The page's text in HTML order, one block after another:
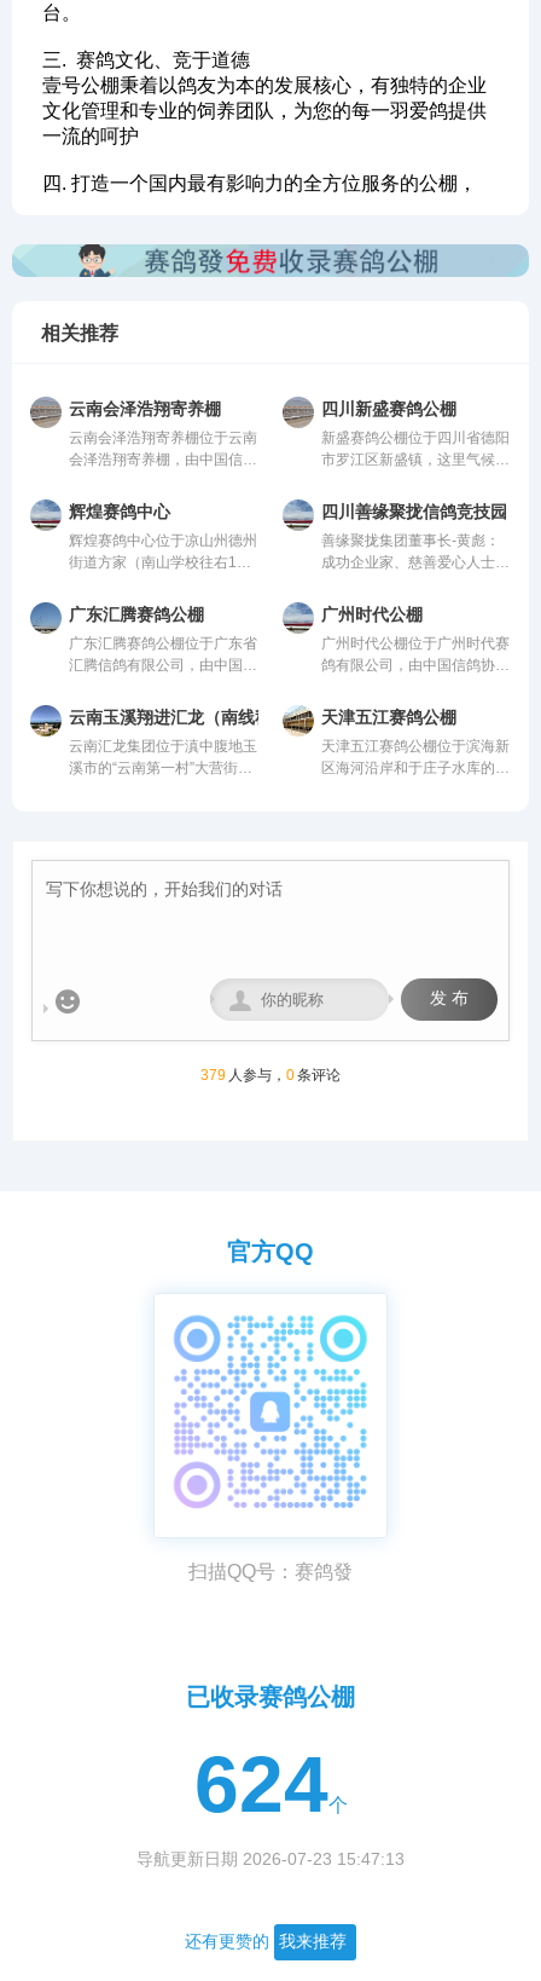
台。
三. 赛鸽文化、竞于道德
壹号公棚秉着以鸽友为本的发展核心，有独特的企业
文化管理和专业的饲养团队，为您的每一羽爱鸽提供
一流的呵护
四. 打造一个国内最有影响力的全方位服务的公棚，
相关推荐
云南会泽浩翔寄养棚
云南会泽浩翔寄养棚位于云南
会泽浩翔寄养棚，由中国信鸽
内先进、科学合理的设计方案
进行建设，采用一体化钢架结
构，公棚长200米，宽28米，
高15米，可容纳20000多羽赛
均达到业内领先水平，为广大
鸽友创造一个心神向往的赛鸽
净地。
四川新盛赛鸽公棚
新盛赛鸽公棚位于四川省德阳
市罗江区新盛镇，这里气候温
赛环境，是专为广大鸽友打造
的专业赛鸽竞技平台。公棚总
占地面积70余亩，主棚长218
米、宽28米，可容纳赛鸽2.5
喂食区和赛飞活动区等。
辉煌赛鸽中心
辉煌赛鸽中心位于凉山州德州
街道方家（南山学校往右1公
管。该公棚以国际、国内先
进、科学合理的设计方案进行
建设，采用一体化钢架结构，
公棚长200米，宽28米，高15
从配件设施到饲养团队，均达
到业内领先水平，为广大鸽友
创造一个心神向往的赛鸽净
地。
四川善缘聚拢信鸽竞技园
善缘聚拢集团董事长-黄彪：
成功企业家、慈善爱心人士、
贫攻坚先进个人”。旗下拥有
新材料能源、 医疗健康、养
生酒业、信鸽竞技为核心板块
的多元化控股企业。始终坚
善”的发展理念。控股多家实
体公司，资金实力雄厚，为广
大鸽友竞翔比赛坐拥强大后
盾！
广东汇腾赛鸽公棚
广东汇腾赛鸽公棚位于广东省
汇腾信鸽有限公司，由中国信
国内先进、科学合理的设计方
案进行建设，采用一体化钢架
结构，公棚长200米，宽28
米，高15米，可容纳20000多
赛鸽净地。
广州时代公棚
广州时代公棚位于广州时代赛
鸽有限公司，由中国信鸽协会
进、科学合理的设计方案进行
建设，采用一体化钢架结构，
公棚长200米，宽28米，高15
米，可容纳20000多羽赛鸽。
地。
云南玉溪翔进汇龙（南线秋棚）
云南汇龙集团位于滇中腹地玉
溪市的“云南第一村”大营街工
天津五江赛鸽公棚
天津五江赛鸽公棚位于滨海新
区海河沿岸和于庄子水库的生
 发 布

379 人参与， 0条评论
官方QQ
扫描QQ号：赛鸽發
已收录赛鸽公棚
624个
导航更新日期 2026-07-23 15:47:13
还有更赞的 我来推荐